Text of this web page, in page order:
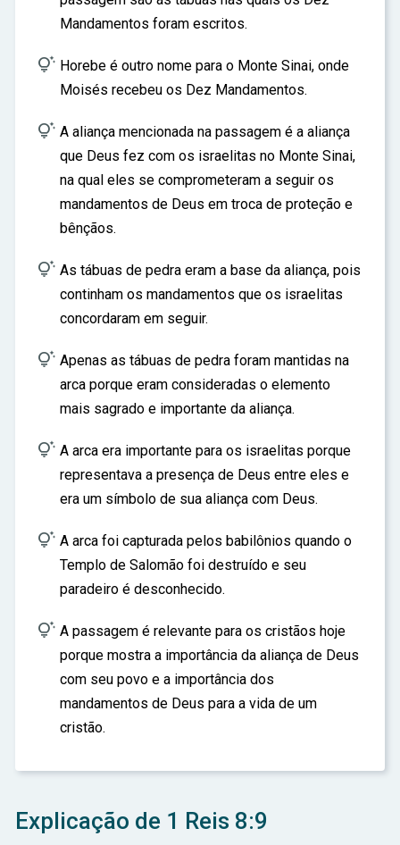
Mandamentos foram escritos.
 Horebe é outro nome para o Monte Sinai, onde
Moisés recebeu os Dez Mandamentos.
 A aliança mencionada na passagem é a aliança
que Deus fez com os israelitas no Monte Sinai,
na qual eles se comprometeram a seguir os
mandamentos de Deus em troca de proteção e
bênçãos.
 As tábuas de pedra eram a base da aliança, pois
continham os mandamentos que os israelitas
concordaram em seguir.
 Apenas as tábuas de pedra foram mantidas na
arca porque eram consideradas o elemento
mais sagrado e importante da aliança.
 A arca era importante para os israelitas porque
representava a presença de Deus entre eles e
era um símbolo de sua aliança com Deus.
 A arca foi capturada pelos babilônios quando o
Templo de Salomão foi destruído e seu
paradeiro é desconhecido.
 A passagem é relevante para os cristãos hoje
porque mostra a importância da aliança de Deus
com seu povo e a importância dos
mandamentos de Deus para a vida de um
cristão.
Explicação de 1 Reis 8:9